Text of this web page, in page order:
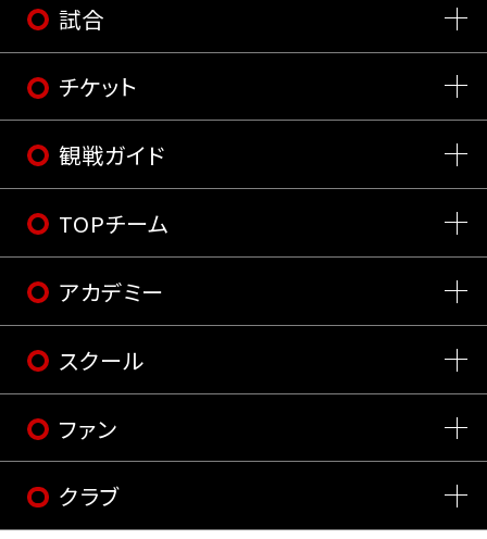
試合
チケット
観戦ガイド
TOPチーム
アカデミー
スクール
ファン
クラブ